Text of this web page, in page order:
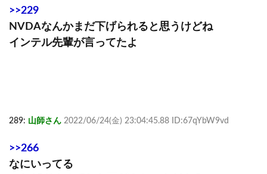
>>229
NVDAなんかまだ下げられると思うけどね
インテル先輩が言ってたよ
289: 山師さん 2022/06/24(金) 23:04:45.88 ID:67qYbW9vd
>>266
なにいってる